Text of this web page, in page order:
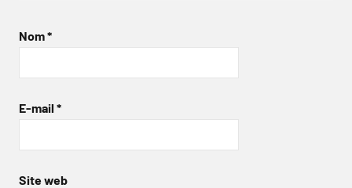
Nom*
E-mail *
Site web